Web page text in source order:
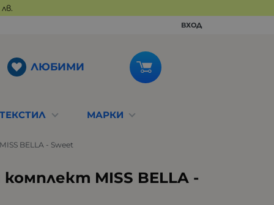
ВХОД
ЛЮБИМИ
ТЕКСТИЛ МАРКИ
BELLA - Sweet
MISS BELLA -